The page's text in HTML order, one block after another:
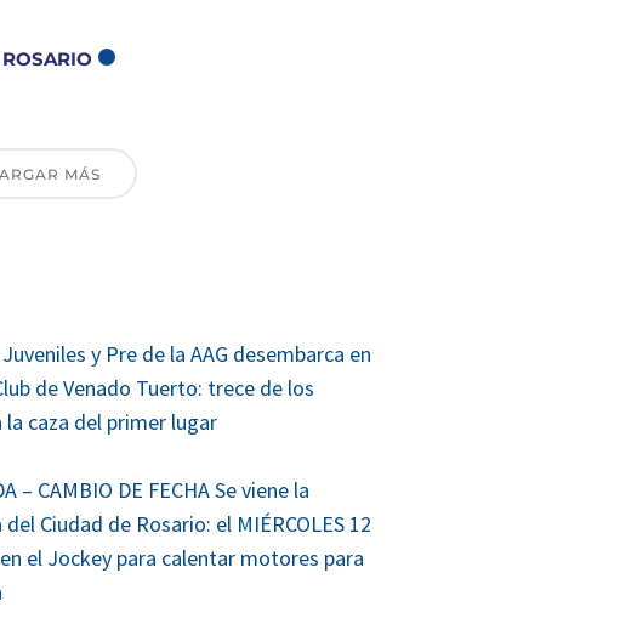
MÁS
y Pre de la AAG desembarca en
de Venado Tuerto: trece de los
la caza del primer lugar
– CAMBIO DE FECHA Se viene la
Ciudad de Rosario: el MIÉRCOLES 12
el Jockey para calentar motores para